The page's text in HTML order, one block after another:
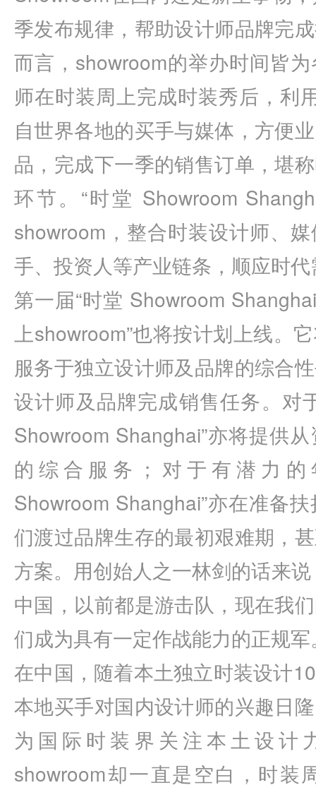
季发布规律，帮助设计师品牌完
而言，showroom的举办时间皆
师在时装周上完成时装秀后，利
自世界各地的买手与媒体，方便
品，完成下一季的销售订单，堪
环节。“时堂 Showroom
showroom，整合时装设计师、
手、投资人等产业链条，顺应时
第一届“时堂 Showroom
上showroom”也将按计划上线。
服务于独立设计师及品牌的综合
设计师及品牌完成销售任务。对
Showroom Shanghai”亦将提供
的综合服务；对于有潜力
Showroom Shanghai”亦在准备
们渡过品牌生存的最初艰难期，
方案。用创始人之一林剑的话来
中国，以前都是游击队，现在我
们成为具有一定作战能力的正规军
在中国，随着本土独立时装设计
本地买手对国内设计师的兴趣日
为国际时装界关注本土设计
showroom却一直是空白，时装